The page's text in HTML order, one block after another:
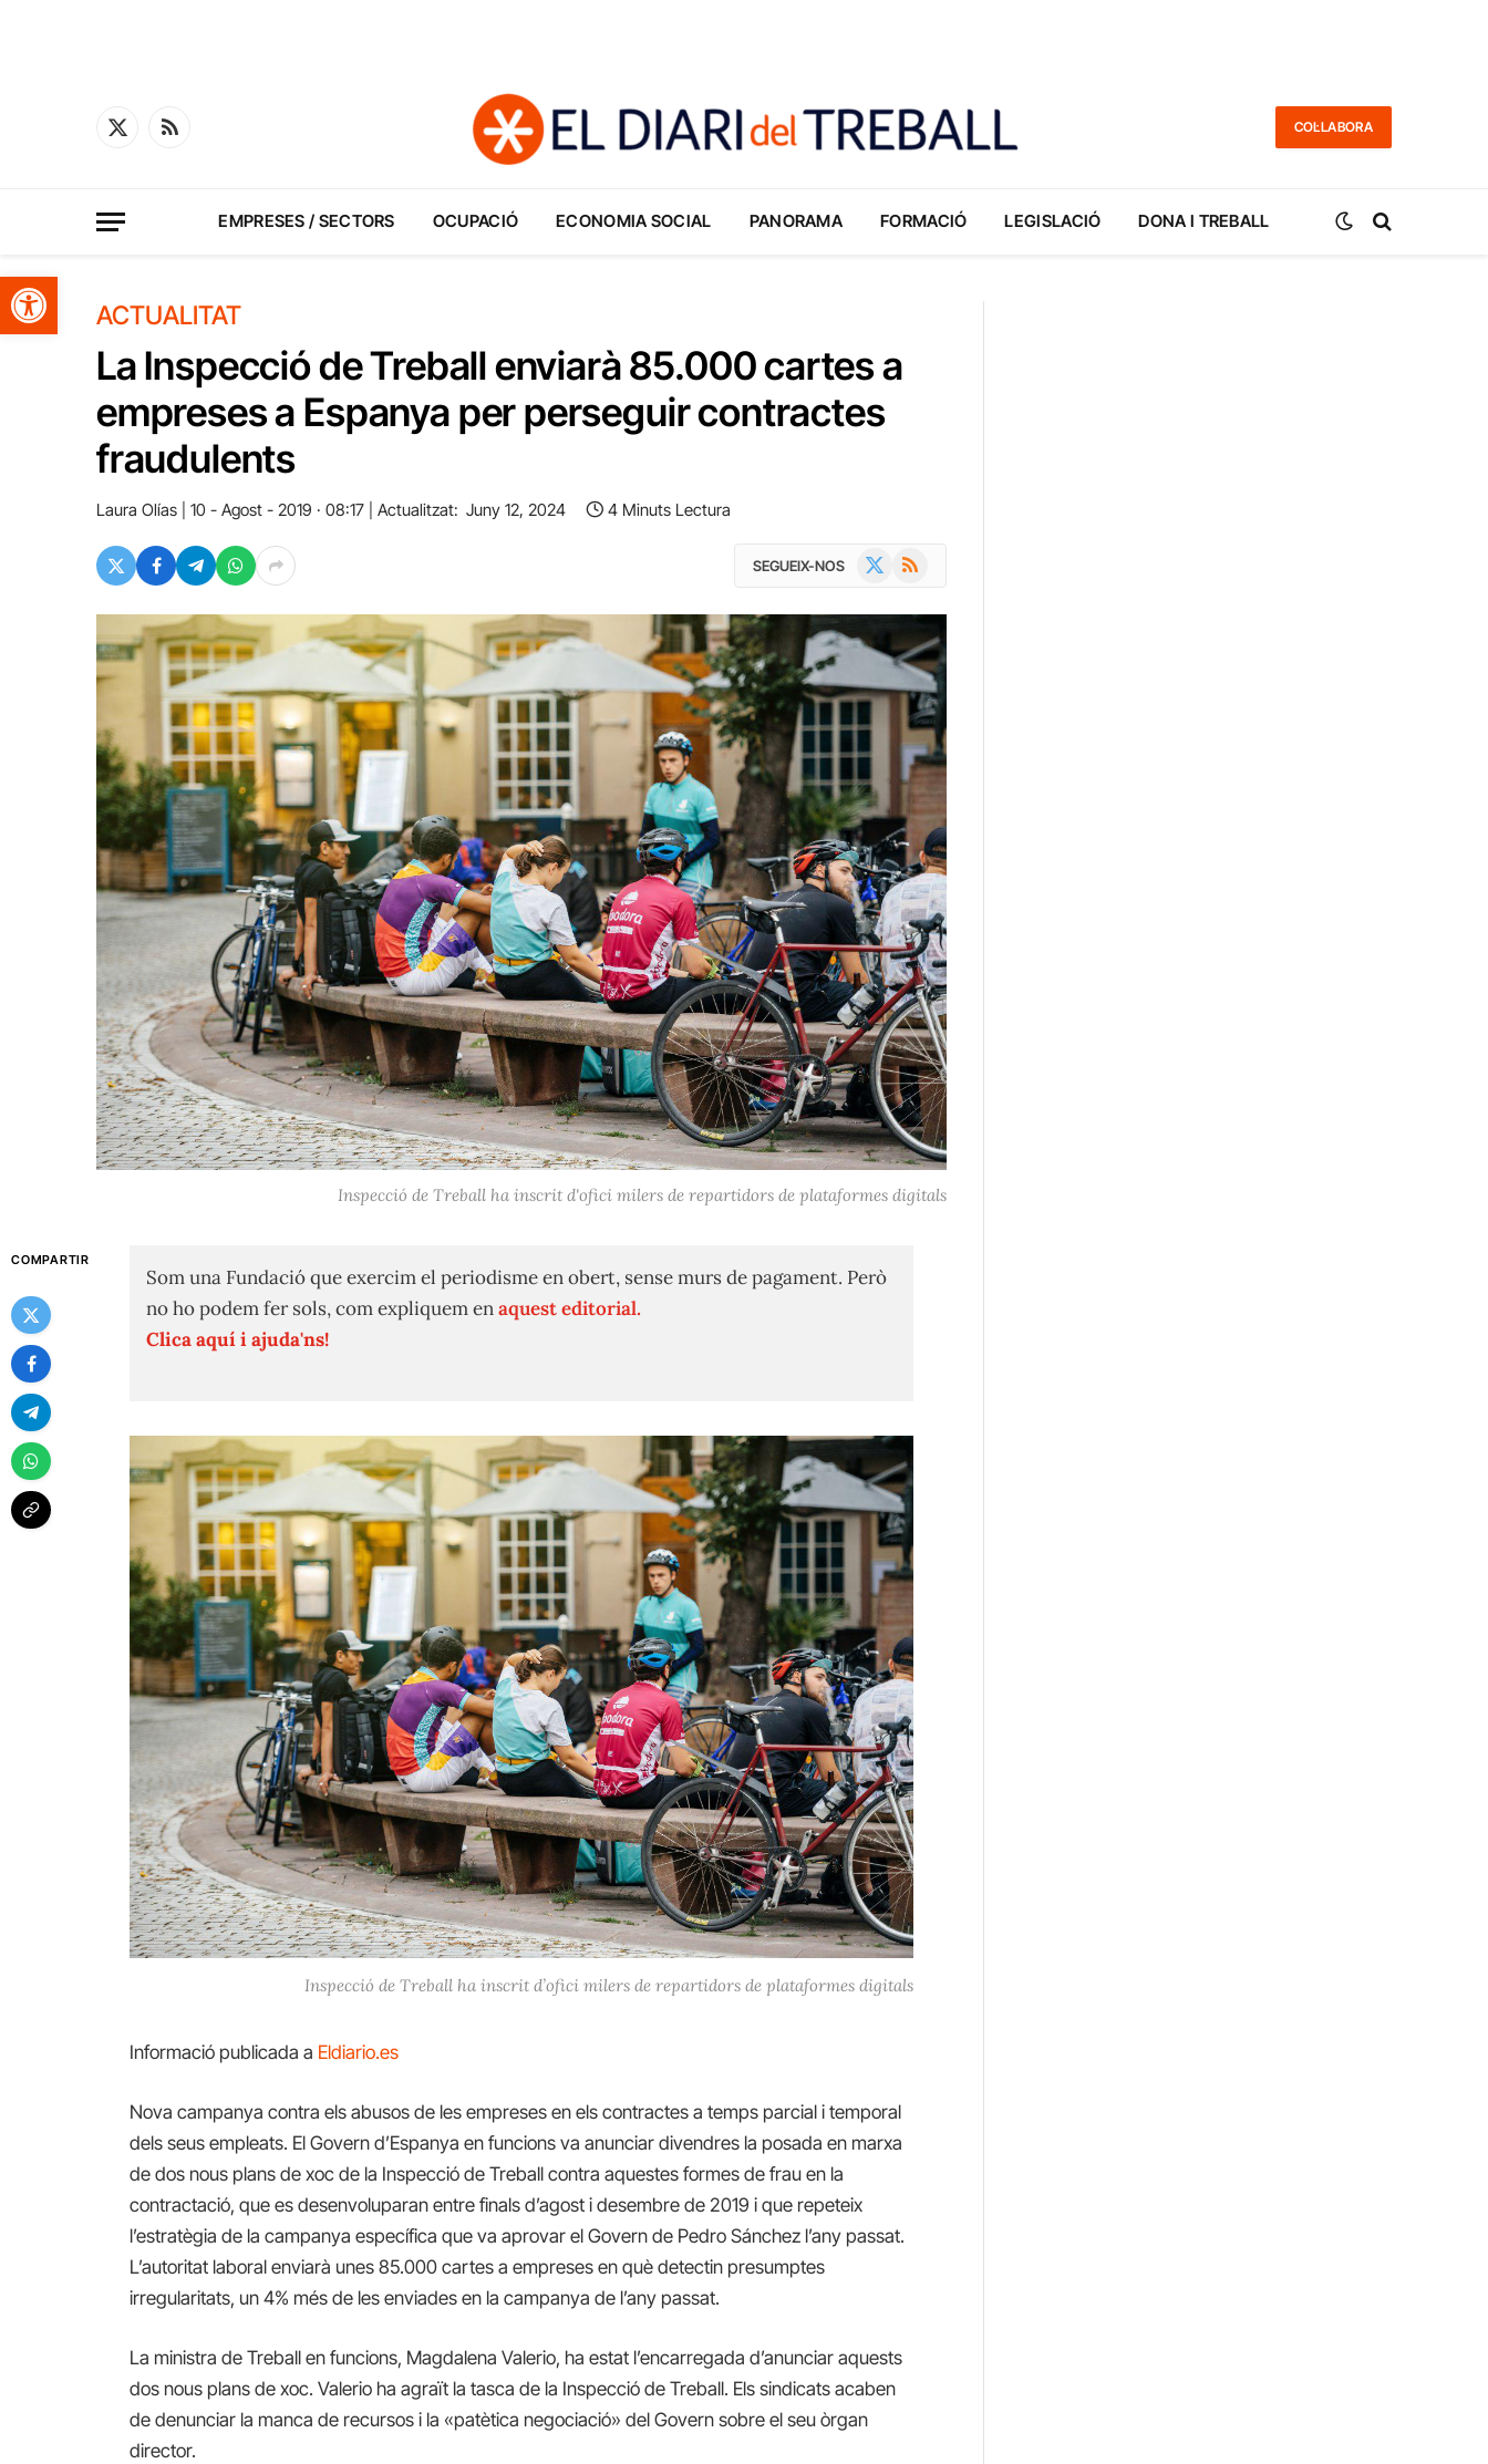
Obre la barra d'eines
X
RSS
COL·LABORA
EMPRESES / SECTORS OCUPACIÓ ECONOMIA SOCIAL PANORAMA FORMACIÓ LEGISLACIÓ DONA I TREBALL
ACTUALITAT
La Inspecció de Treball enviarà 85.000 cartes a
empreses a Espanya per perseguir contractes
fraudulents
Laura Olías 10 - Agost - 2019 · 08:17 Actualitzat: Juny 12, 2024 4 Minuts Lectura
SEGUEIX-NOS RSS
Inspecció de Treball ha inscrit d'ofici milers de repartidors de plataformes digitals
COMPARTIR
Som una Fundació que exercim el periodisme en obert, sense murs de pagament. Però
no ho podem fer sols, com expliquem enaquest editorial.
Clica aquí i ajuda'ns!
Inspecció de Treball ha inscrit d’ofici milers de repartidors de plataformes digitals
Informació publicada a Eldiario.es
Nova campanya contra els abusos de les empreses en els contractes a temps parcial i temporal
dels seus empleats. El Govern d’Espanya en funcions va anunciar divendres la posada en marxa
de dos nous plans de xoc de la Inspecció de Treball contra aquestes formes de frau en la
contractació, que es desenvoluparan entre finals d’agost i desembre de 2019 i que repeteix
l’estratègia de la campanya específica que va aprovar el Govern de Pedro Sánchez l’any passat.
L’autoritat laboral enviarà unes 85.000 cartes a empreses en què detectin presumptes
irregularitats, un 4% més de les enviades en la campanya de l’any passat.
La ministra de Treball en funcions, Magdalena Valerio, ha estat l’encarregada d’anunciar aquests
dos nous plans de xoc. Valerio ha agraït la tasca de la Inspecció de Treball. Els sindicats acaben
de denunciar la manca de recursos i la «patètica negociació» del Govern sobre el seu òrgan
director.